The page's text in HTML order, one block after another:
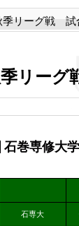
季リーグ戦 試
リーグ
石巻専修大
石専大